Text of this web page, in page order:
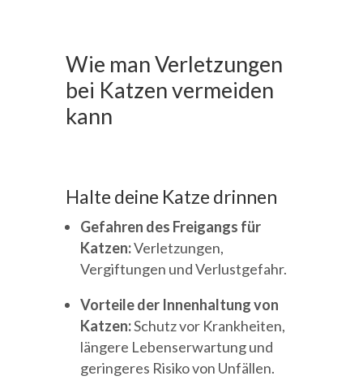
Wie man Verletzungen
bei Katzen vermeiden
kann
Halte deine Katze drinnen
Gefahren des Freigangs für
Katzen:Verletzungen,
Vergiftungen und Verlustgefahr.
Vorteile der Innenhaltung von
Katzen:Schutz vor Krankheiten,
längere Lebenserwartung und
geringeres Risiko von Unfällen.